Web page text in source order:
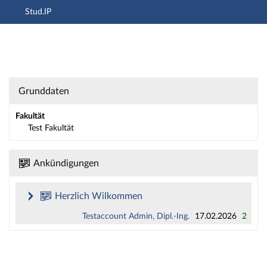
Hauptnavigation
Stud.IP
Einrichtung: Test Einrichtung UHZ - Kurzinfo
Grunddaten
Fakultät
Test Fakultät
Ankündigungen
Herzlich Wilkommen
Testaccount Admin, Dipl.-Ing. 17.02.2026 2